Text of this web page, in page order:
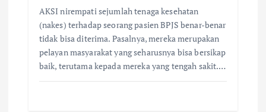
AKSI nirempati sejumlah tenaga kesehatan
(nakes) terhadap seorang pasien BPJS benar-benar
tidak bisa diterima. Pasalnya, mereka merupakan
pelayan masyarakat yang seharusnya bisa bersikap
baik, terutama kepada mereka yang tengah sakit.…